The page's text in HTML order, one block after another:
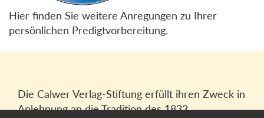
Hier finden Sie weitere Anregungen zu Ihrer
persönlichen Predigtvorbereitung.
Die Calwer Verlag-Stiftung erfüllt ihren Zweck in
Anlehnung an die Tradition des 1832